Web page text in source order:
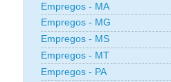
Empregos - MA
Empregos - MG
Empregos - MS
Empregos - MT
Empregos - PA